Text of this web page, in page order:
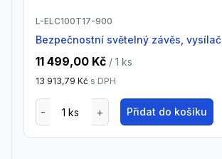
L-ELC100T17-900
Bezpečnostní světelný závěs, vysílač
11 499,00 Kč / 1 ks
13 913,79 Kč s DPH
Přidat do košíku